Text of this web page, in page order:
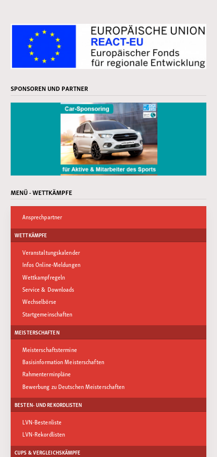
SPONSOREN UND PARTNER
MENÜ - WETTKÄMPFE
Ansprechpartner
WETTKÄMPFE
Veranstaltungskalender
Infos Online-Meldungen
Wettkampfregeln
Service & Downloads
Wechselbörse
Startgemeinschaften
MEISTERSCHAFTEN
Meisterschaftstermine
Basisinformation Meisterschaften
Rahmenterminpläne
Bewerbung zu Deutschen Meisterschaften
BESTEN- UND REKORDLISTEN
LVN-Bestenliste
LVN-Rekordlisten
CUPS & VERGLEICHSKÄMPFE